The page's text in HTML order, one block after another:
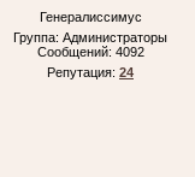
Генералиссимус
Группа: Администраторы
Сообщений: 4092
Репутация: 24